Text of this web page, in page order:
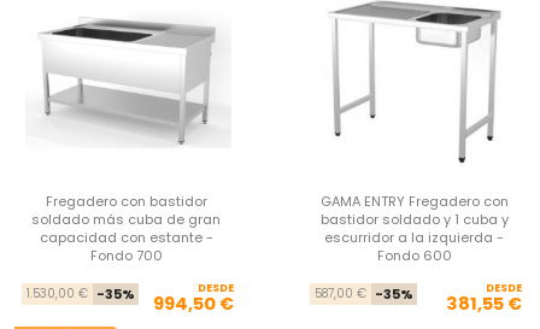
Fregadero con bastidor
soldado más cuba de gran
capacidad con estante -
Fondo 700
Precio base
1.530,00 € -35% Precio
DESDE
994,50 €
GAMA ENTRY Fregadero con
bastidor soldado y 1 cuba y
escurridor a la izquierda -
Fondo 600
587,00 € -35% DESDE
381,55 €